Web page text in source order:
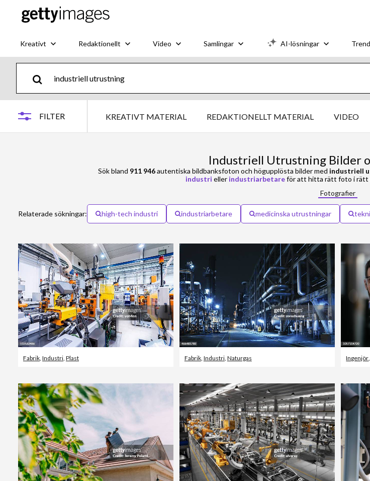
Kreativt Redaktionellt Video Samlingar AI-lösningar
FILTER KREATIVT MATERIAL REDAKTIONELLT MATERIAL VIDEO
Industriell Utrustning Bilder
Sök bland 911 946autentiska bildbanksfoton och högupplösta bilder med industriell
industri eller industriarbetareför att hitta rätt foto i rätt
Fotografier
Relaterade sökningar: high-tech industri industriarbetare medicinska utrustningar
Fabrik, Industri, Plast Fabrik, Industri, Naturgas Ingenjör